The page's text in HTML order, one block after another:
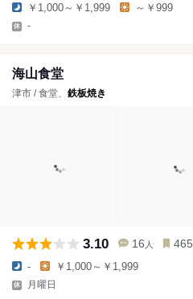
￥1,000～￥1,999 ～￥999
-
海山食堂
津市 / 食堂、 鉄板焼き
3.10 16 人 465
- ￥1,000～￥1,999
月曜日